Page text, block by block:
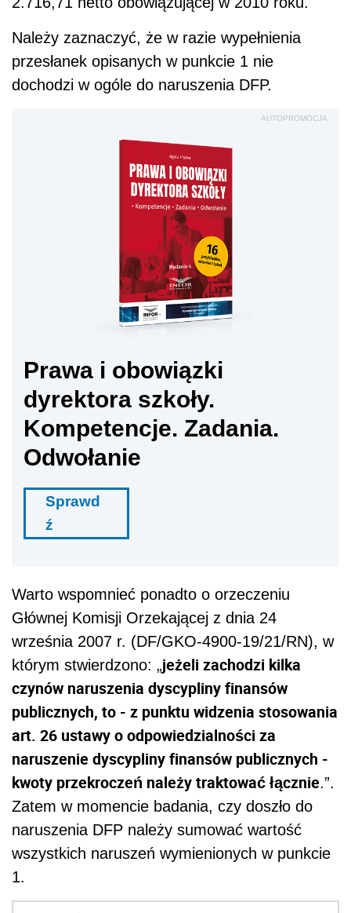
Należy zaznaczyć, że w razie wypełnienia
przesłanek opisanych w punkcie 1 nie
dochodzi w ogóle do naruszenia DFP.
AUTOPROMOCJA
Prawa i obowiązki
dyrektora szkoły.
Kompetencje. Zadania.
Odwołanie
Sprawd
ź
Warto wspomnieć ponadto o orzeczeniu
Głównej Komisji Orzekającej z dnia 24
września 2007 r. (DF/GKO-4900-19/21/RN), w
którym stwierdzono: „jeżeli zachodzi kilka
czynów naruszenia dyscypliny finansów
publicznych, to - z punktu widzenia stosowania
art. 26 ustawy o odpowiedzialności za
naruszenie dyscypliny finansów publicznych -
kwoty przekroczeń należy traktować łącznie.”.
Zatem w momencie badania, czy doszło do
naruszenia DFP należy sumować wartość
wszystkich naruszeń wymienionych w punkcie
1.